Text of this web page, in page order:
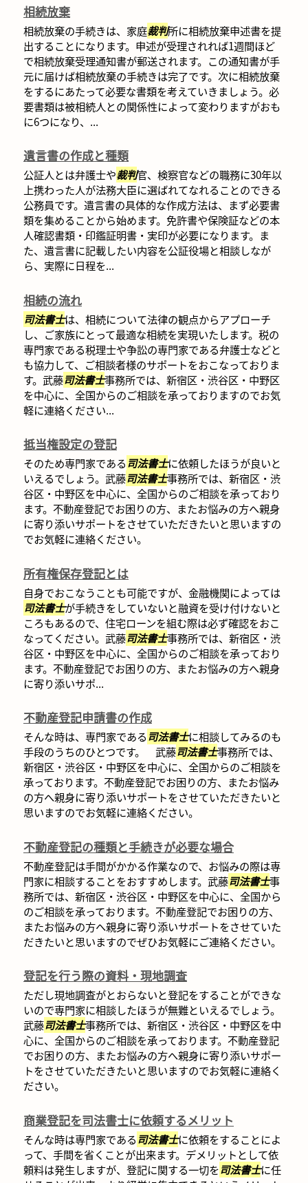
相続放棄
相続放棄の手続きは、家庭裁判所に相続放棄申述書を提
出することになります。申述が受理されれば1週間ほど
で相続放棄受理通知書が郵送されます。この通知書が手
元に届けば相続放棄の手続きは完了です。次に相続放棄
をするにあたって必要な書類を考えていきましょう。必
要書類は被相続人との関係性によって変わりますがおも
に6つになり、...
遺言書の作成と種類
公証人とは弁護士や裁判官、検察官などの職務に30年以
上携わった人が法務大臣に選ばれてなれることのできる
公務員です。遺言書の具体的な作成方法は、まず必要書
類を集めることから始めます。免許書や保険証などの本
人確認書類・印鑑証明書・実印が必要になります。ま
た、遺言書に記載したい内容を公証役場と相談しなが
ら、実際に日程を...
相続の流れ
司法書士は、相続について法律の観点からアプローチ
し、ご家族にとって最適な相続を実現いたします。税の
専門家である税理士や争訟の専門家である弁護士などと
も協力して、ご相談者様のサポートをおこなっておりま
す。武藤司法書士事務所では、新宿区・渋谷区・中野区
を中心に、全国からのご相談を承っておりますのでお気
軽に連絡ください...
抵当権設定の登記
そのため専門家である司法書士に依頼したほうが良いと
いえるでしょう。武藤司法書士事務所では、新宿区・渋
谷区・中野区を中心に、全国からのご相談を承っており
ます。不動産登記でお困りの方、またお悩みの方へ親身
に寄り添いサポートをさせていただきたいと思いますの
でお気軽に連絡ください。
所有権保存登記とは
自身でおこなうことも可能ですが、金融機関によっては
司法書士が手続きをしていないと融資を受け付けないと
ころもあるので、住宅ローンを組む際は必ず確認をおこ
なってください。武藤司法書士事務所では、新宿区・渋
谷区・中野区を中心に、全国からのご相談を承っており
ます。不動産登記でお困りの方、またお悩みの方へ親身
に寄り添いサポ...
不動産登記申請書の作成
そんな時は、専門家である司法書士に相談してみるのも
手段のうちのひとつです。 武藤司法書士事務所では、
新宿区・渋谷区・中野区を中心に、全国からのご相談を
承っております。不動産登記でお困りの方、またお悩み
の方へ親身に寄り添いサポートをさせていただきたいと
思いますのでお気軽に連絡ください。
不動産登記の種類と手続きが必要な場合
不動産登記は手間がかかる作業なので、お悩みの際は専
門家に相談することをおすすめします。武藤司法書士事
務所では、新宿区・渋谷区・中野区を中心に、全国から
のご相談を承っております。不動産登記でお困りの方、
またお悩みの方へ親身に寄り添いサポートをさせていた
だきたいと思いますのでぜひお気軽にご連絡ください。
登記を行う際の資料・現地調査
ただし現地調査がとおらないと登記をすることができな
いので専門家に相談したほうが無難といえるでしょう。
武藤司法書士事務所では、新宿区・渋谷区・中野区を中
心に、全国からのご相談を承っております。不動産登記
でお困りの方、またお悩みの方へ親身に寄り添いサポー
トをさせていただきたいと思いますのでお気軽に連絡く
ださい。
商業登記を司法書士に依頼するメリット
そんな時は専門家である司法書士に依頼をすることによ
って、手間を省くことが出来ます。デメリットとして依
頼料は発生しますが、登記に関する一切を司法書士に任